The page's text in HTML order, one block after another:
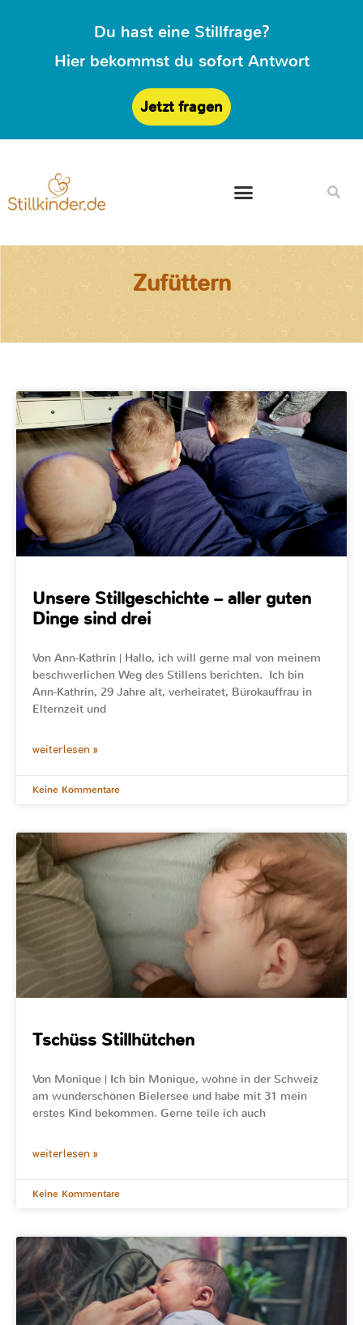
Du hast eine Stillfrage?
Hier bekommst du sofort Antwort
Jetzt fragen
Zufüttern
Unsere Stillgeschichte – aller guten
Dinge sind drei
Von Ann-Kathrin | Hallo, ich will gerne mal von meinem
beschwerlichen Weg des Stillens berichten. Ich bin
Ann-Kathrin, 29 Jahre alt, verheiratet, Bürokauffrau in
Elternzeit und
weiterlesen »
Keine Kommentare
Tschüss Stillhütchen
Von Monique | Ich bin Monique, wohne in der Schweiz
am wunderschönen Bielersee und habe mit 31 mein
erstes Kind bekommen. Gerne teile ich auch
weiterlesen »
Keine Kommentare